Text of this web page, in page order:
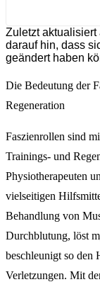
Zuletzt aktualisiert
darauf hin, dass
geändert haben
Die Bedeutung der
Regeneration
Faszienrollen sind
Trainings- und
Physiotherapeuten
vielseitigen
Behandlung von
Durchblutung, löst
beschleunigt so den
Verletzungen. Mit